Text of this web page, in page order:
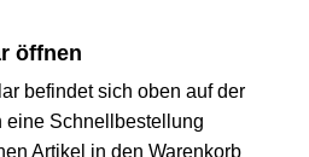
befindet sich oben auf der
eine Schnellbestellung
Artikel in den Warenkorb